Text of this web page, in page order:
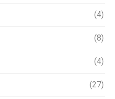
(4)
(8)
(4)
(27)